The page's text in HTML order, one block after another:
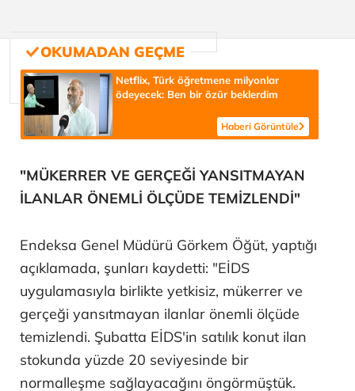
Netflix, Türk öğretmene milyonlar
ödeyecek: Ben bir özür beklerdim
Haberi Görüntüle
"MÜKERRER VE GERÇEĞİ YANSITMAYAN
İLANLAR ÖNEMLİ ÖLÇÜDE TEMİZLENDİ"
Endeksa Genel Müdürü Görkem Öğüt, yaptığı
açıklamada, şunları kaydetti: "EİDS
uygulamasıyla birlikte yetkisiz, mükerrer ve
gerçeği yansıtmayan ilanlar önemli ölçüde
temizlendi. Şubatta EİDS'in satılık konut ilan
stokunda yüzde 20 seviyesinde bir
normalleşme sağlayacağını öngörmüştük.